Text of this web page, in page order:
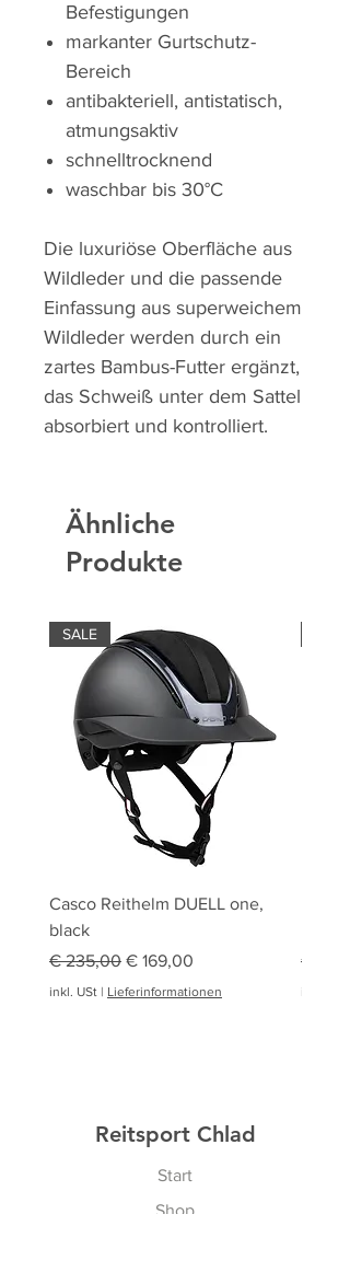
Befestigungen
markanter Gurtschutz-
Bereich
antibakteriell, antistatisch,
atmungsaktiv
schnelltrocknend
waschbar bis 30°C
Die luxuriöse Oberfläche aus
Wildleder und die passende
Einfassung aus superweichem
Wildleder werden durch ein
zartes Bambus-Futter ergänzt,
das Schweiß unter dem Sattel
absorbiert und kontrolliert.
Ähnliche
Produkte
SALE
Casco Reithelm DUELL one,
black
Standardpreis
€ 235,00 Sale-Preis
€ 169,00
inkl. USt | Lieferinformationen
€
Reitsport Chlad
Start
Shop